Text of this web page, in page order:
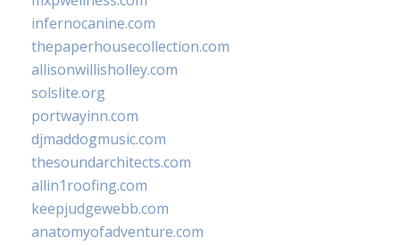
infernocanine.com
thepaperhousecollection.com
allisonwillisholley.com
solslite.org
portwayinn.com
djmaddogmusic.com
thesoundarchitects.com
allin1roofing.com
keepjudgewebb.com
anatomyofadventure.com